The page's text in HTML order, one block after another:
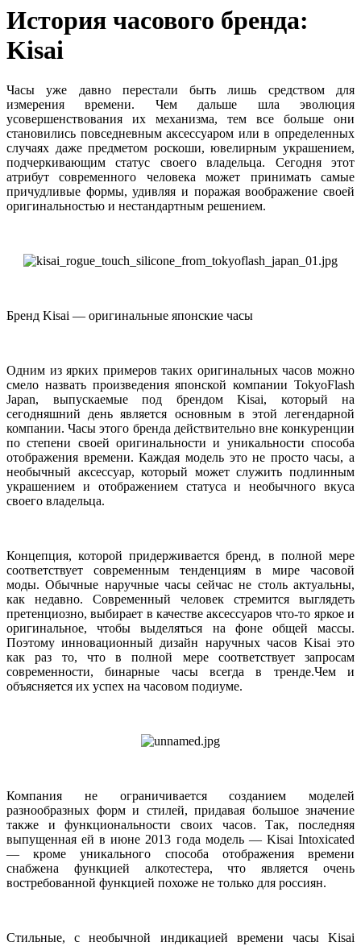
История часового бренда:
Kisai
Часы уже давно перестали быть лишь средством для
измерения времени. Чем дальше шла эволюция
усовершенствования их механизма, тем все больше они
становились повседневным аксессуаром или в определенных
случаях даже предметом роскоши, ювелирным украшением,
подчеркивающим статус своего владельца. Сегодня этот
атрибут современного человека может принимать самые
причудливые формы, удивляя и поражая воображение своей
оригинальностью и нестандартным решением.
Бренд Kisai — оригинальные японские часы
Одним из ярких примеров таких оригинальных часов можно
смело назвать произведения японской компании TokyoFlash
Japan, выпускаемые под брендом Kisai, который на
сегодняшний день является основным в этой легендарной
компании. Часы этого бренда действительно вне конкуренции
по степени своей оригинальности и уникальности способа
отображения времени. Каждая модель это не просто часы, а
необычный аксессуар, который может служить подлинным
украшением и отображением статуса и необычного вкуса
своего владельца.
Концепция, которой придерживается бренд, в полной мере
соответствует современным тенденциям в мире часовой
моды. Обычные наручные часы сейчас не столь актуальны,
как недавно. Современный человек стремится выглядеть
претенциозно, выбирает в качестве аксессуаров что-то яркое и
оригинальное, чтобы выделяться на фоне общей массы.
Поэтому инновационный дизайн наручных часов Kisai это
как раз то, что в полной мере соответствует запросам
современности,бинарные часывсегда в тренде.Чем и
объясняется их успех на часовом подиуме.
Компания не ограничивается созданием моделей
разнообразных форм и стилей, придавая большое значение
также и функциональности своих часов. Так, последняя
выпущенная ей в июне 2013 года модель — Kisai Intoxicated
— кроме уникального способа отображения времени
снабжена функцией алкотестера, что является очень
востребованной функцией похоже не только для россиян.
Стильные, с необычной индикацией времени часы Kisai